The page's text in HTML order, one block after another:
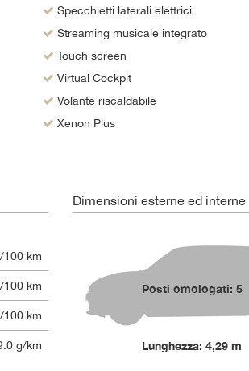
Specchietti laterali elettrici
Streaming musicale integrato
Touch screen
Virtual Cockpit
Volante riscaldabile
Xenon Plus
100 km
100 km
100 km
g/km
Dimensioni esterne ed interne
Posti omologati: 5
Lunghezza: 4,29 m